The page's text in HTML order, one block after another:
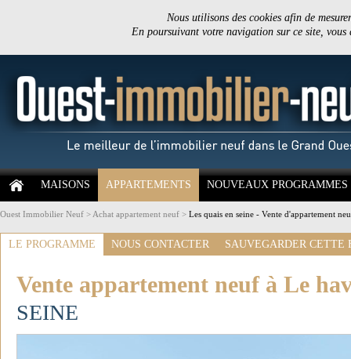
Nous utilisons des cookies afin de
En poursuivant votre navigation sur ce site,
MAISONS APPARTEMENTS NOUVEAUX PROGRAMMES
Ouest Immobilier Neuf > Achat appartement neuf > Les quais en seine - Vente d'appartement
LE PROGRAMME NOUS CONTACTER SAUVEGARDER CETTE
Vente appartement neuf à Le
SEINE